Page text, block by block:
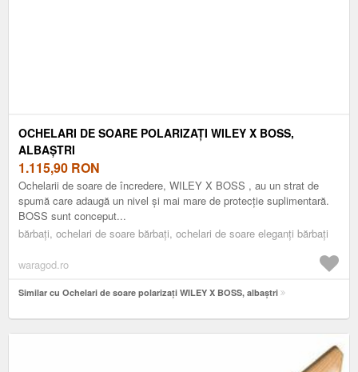
OCHELARI DE SOARE POLARIZAȚI WILEY X BOSS,
ALBAȘTRI
1.115,90 RON
Ochelarii de soare de încredere, WILEY X BOSS , au un strat de
spumă care adaugă un nivel și mai mare de protecție suplimentară.
BOSS sunt conceput...
bărbați, ochelari de soare bărbați, ochelari de soare eleganți bărbați
waragod.ro
Similar cu Ochelari de soare polarizați WILEY X BOSS, albaștri